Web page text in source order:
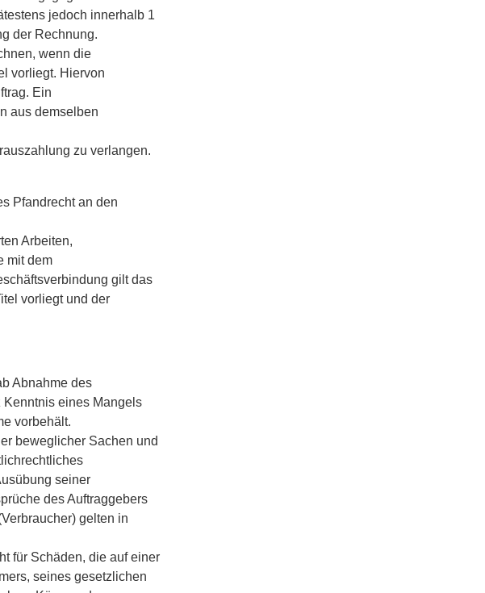
jedoch innerhalb 1
der Rechnung.
wenn die
vorliegt. Hiervon
Ein
aus demselben
zu verlangen.
Pfandrecht an den
Arbeiten,
mit dem
gilt das
vorliegt und der
Abnahme des
Kenntnis eines Mangels
vorbehält.
beweglicher Sachen und
seiner
des Auftraggebers
gelten in
für Schäden, die auf einer
seines gesetzlichen